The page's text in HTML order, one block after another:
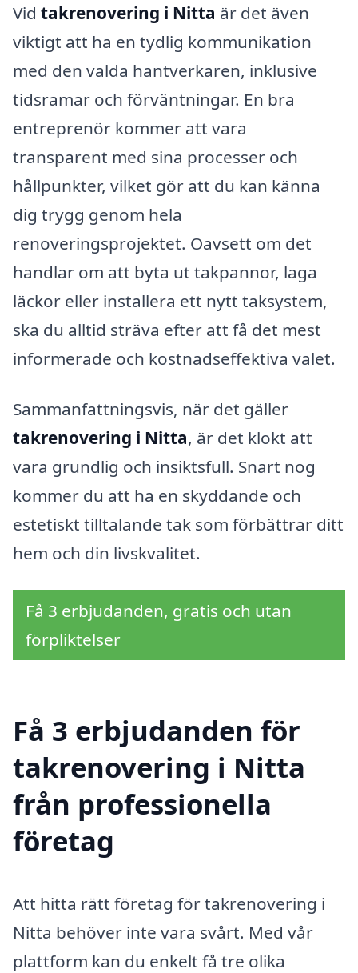
Vid takrenovering i Nitta är det även
viktigt att ha en tydlig kommunikation
med den valda hantverkaren, inklusive
tidsramar och förväntningar. En bra
entreprenör kommer att vara
transparent med sina processer och
hållpunkter, vilket gör att du kan känna
dig trygg genom hela
renoveringsprojektet. Oavsett om det
handlar om att byta ut takpannor, laga
läckor eller installera ett nytt taksystem,
ska du alltid sträva efter att få det mest
informerade och kostnadseffektiva valet.
Sammanfattningsvis, när det gäller
takrenovering i Nitta, är det klokt att
vara grundlig och insiktsfull. Snart nog
kommer du att ha en skyddande och
estetiskt tilltalande tak som förbättrar ditt
hem och din livskvalitet.
Få 3 erbjudanden, gratis och utan
förpliktelser
Få 3 erbjudanden för
takrenovering i Nitta
från professionella
företag
Att hitta rätt företag för takrenovering i
Nitta behöver inte vara svårt. Med vår
plattform kan du enkelt få tre olika